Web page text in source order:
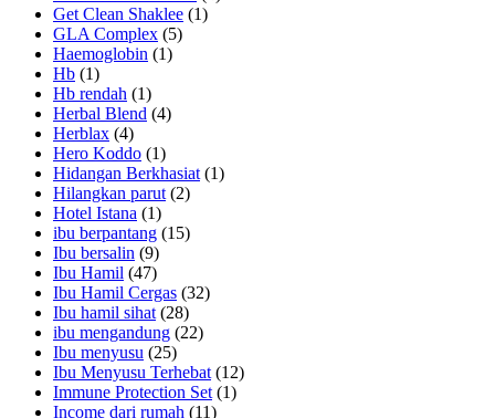
Get Clean Shaklee (1)
GLA Complex (5)
Haemoglobin (1)
Hb (1)
Hb rendah (1)
Herbal Blend (4)
Herblax (4)
Hero Koddo (1)
Hidangan Berkhasiat (1)
Hilangkan parut (2)
Hotel Istana (1)
ibu berpantang (15)
Ibu bersalin (9)
Ibu Hamil (47)
Ibu Hamil Cergas (32)
Ibu hamil sihat (28)
ibu mengandung (22)
Ibu menyusu (25)
Ibu Menyusu Terhebat (12)
Immune Protection Set (1)
Income dari rumah (11)